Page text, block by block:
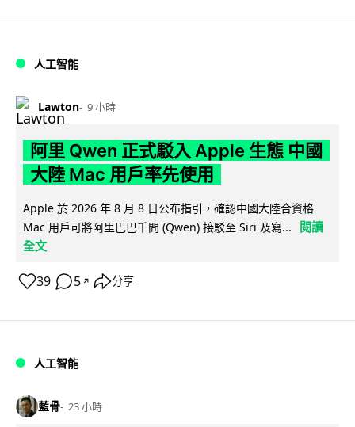
人工智能
Lawton 9 小時
阿里 Qwen 正式駁入 Apple 生態 中國
大陸 Mac 用戶率先使用
Apple 於 2026 年 8 月 8 日公布指引，確認中國大陸合資格
Mac 用戶可將阿里巴巴千問 (Qwen) 接駁至 Siri 及寫...
閱讀
全文
39 5 ↗ 分享
人工智能
藍骨 23 小時